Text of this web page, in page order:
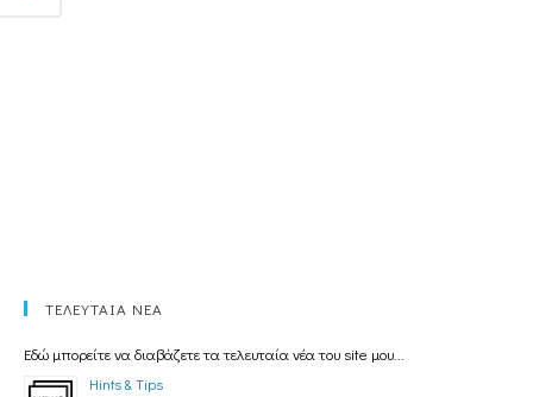
ΤΕΛΕΥΤΑΙΑ ΝΕΑ
Εδώ μπορείτε να διαβάζετε τα τελευταία νέα του site μου...
Hints & Tips